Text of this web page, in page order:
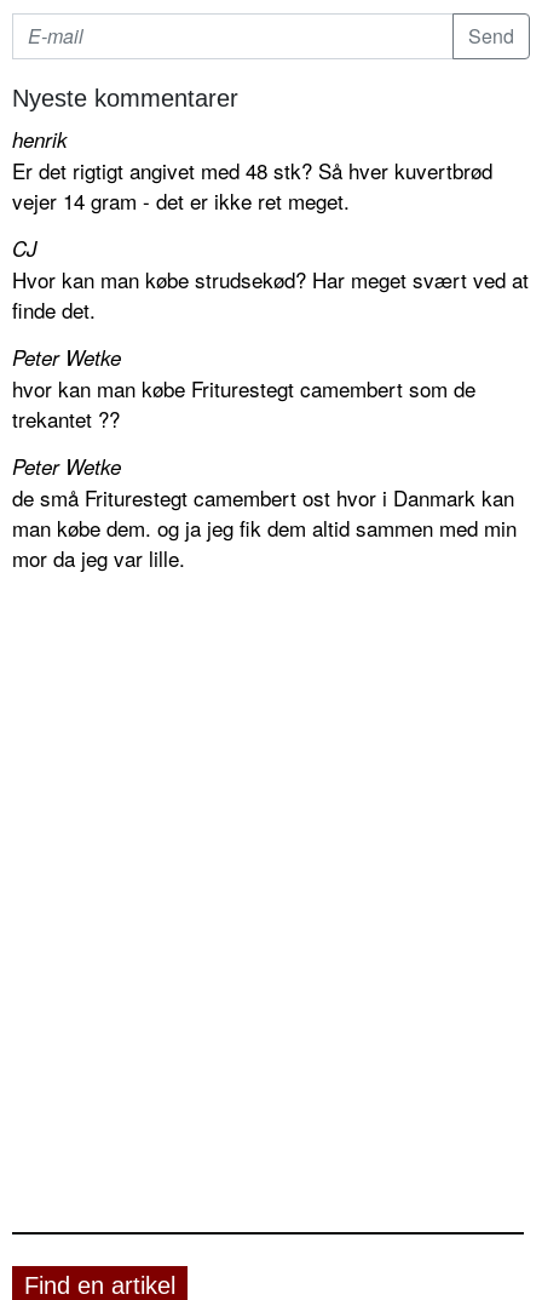
Nyeste kommentarer
henrik
Er det rigtigt angivet med 48 stk? Så hver kuvertbrød
vejer 14 gram - det er ikke ret meget.
CJ
Hvor kan man købe strudsekød? Har meget svært ved at
finde det.
Peter Wetke
hvor kan man købe Friturestegt camembert som de
trekantet ??
Peter Wetke
de små Friturestegt camembert ost hvor i Danmark kan
man købe dem. og ja jeg fik dem altid sammen med min
mor da jeg var lille.
Find en artikel